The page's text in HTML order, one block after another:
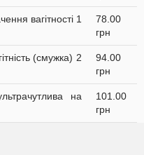
вагітності 1
78.00
грн
(смужка) 2
94.00
грн
на
101.00
грн